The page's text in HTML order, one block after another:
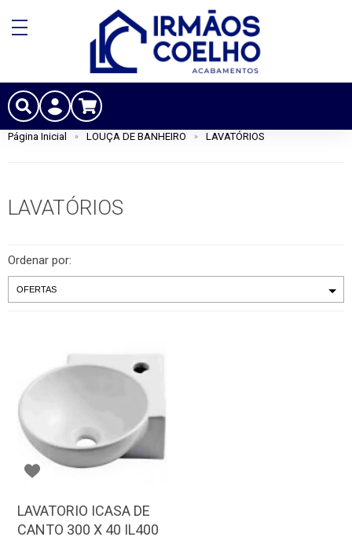
Página Inicial LOUÇA DE BANHEIRO LAVATÓRIOS
LAVATÓRIOS
Ordenar por:
LAVATORIO ICASA DE
CANTO 300 X 40 IL400